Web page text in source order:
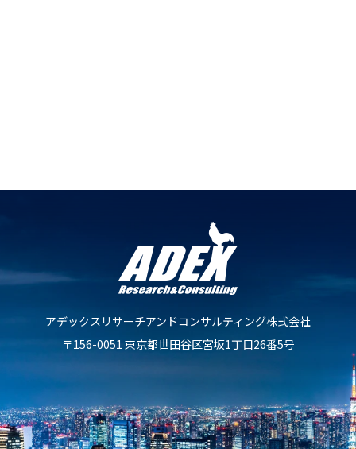
アデックスリサーチアンドコンサルティング株式会社
〒156-0051 東京都世田谷区宮坂1丁目26番5号